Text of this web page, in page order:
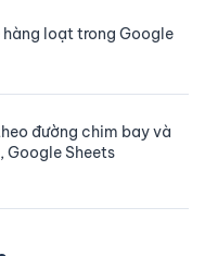
loạt trong Google
đường chim bay và
Google Sheets